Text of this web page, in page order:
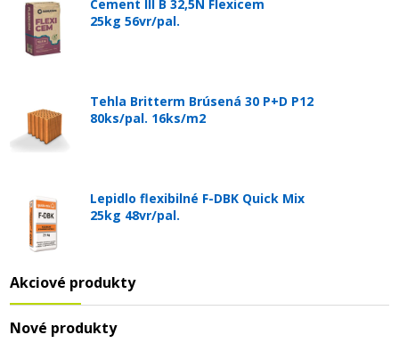
Cement III B 32,5N Flexicem
25kg 56vr/pal.
Tehla Britterm Brúsená 30 P+D P12
80ks/pal. 16ks/m2
Lepidlo flexibilné F-DBK Quick Mix
25kg 48vr/pal.
Akciové produkty
Nové produkty